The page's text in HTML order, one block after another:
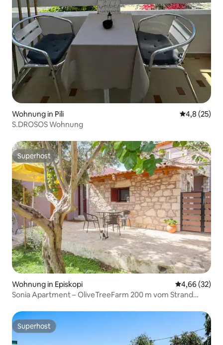
Wohnung in Pili
4,8 (25)
S.DROSOS Wohnung
Superhost
Superhost
Wohnung in Episkopi
4,66 (32)
Sonia Apartment – OliveTreeFarm 200 m vom Strand
Superhost
Superhost